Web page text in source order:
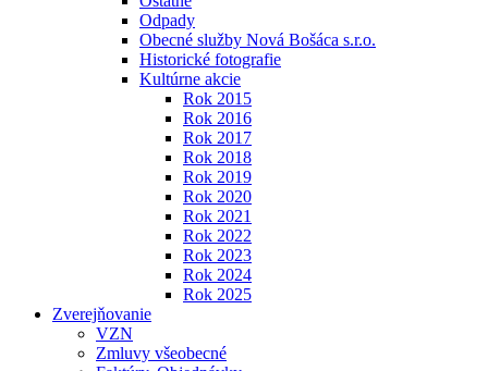
Odpady
Obecné služby Nová Bošáca s.r.o.
Historické fotografie
Kultúrne akcie
Rok 2015
Rok 2016
Rok 2017
Rok 2018
Rok 2019
Rok 2020
Rok 2021
Rok 2022
Rok 2023
Rok 2024
Rok 2025
Zverejňovanie
VZN
Zmluvy všeobecné